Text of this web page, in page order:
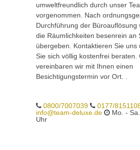
umweltfreundlich durch unser
vorgenommen. Nach
Durchführung der Büroauflösung
die Räumlichkeiten besenrein an
übergeben. Kontaktieren Sie uns
Sie sich völlig kostenfrei beraten.
vereinbaren wir mit Ihnen einen
Besichtigungstermin vor Ort. .
0800/7007039
0177/
info@team-deluxe.de
Mo. -
Uhr